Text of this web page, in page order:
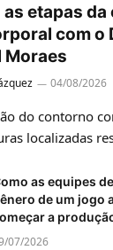
etapas da
com o
Moraes
04/08/2026
do contorno
localizadas
as equipes
de um jogo
a
07/2026